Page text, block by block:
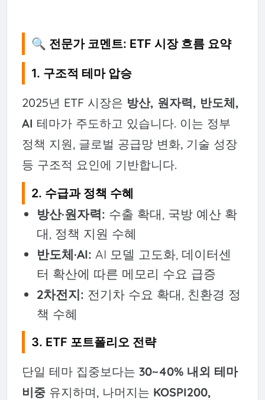
🔍 전문가 코멘트: ETF 시장 흐름 요약
1. 구조적 테마 압승
2025년 ETF 시장은 방산, 원자력, 반도체,
AI 테마가 주도하고 있습니다. 이는 정부
정책 지원, 글로벌 공급망 변화, 기술 성장
등 구조적 요인에 기반합니다.
2. 수급과 정책 수혜
방산·원자력: 수출 확대, 국방 예산 확
대, 정책 지원 수혜
반도체·AI: AI 모델 고도화, 데이터센
터 확산에 따른 메모리 수요 급증
2차전지: 전기차 수요 확대, 친환경 정
책 수혜
3. ETF 포트폴리오 전략
단일 테마 집중보다는 30~40% 내외 테마
비중유지하며, 나머지는 KOSPI200,